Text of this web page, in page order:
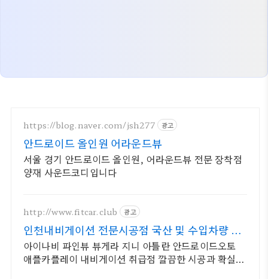
https://blog.naver.com/jsh277 광고
안드로이드 올인원 어라운드뷰
서울 경기 안드로이드 올인원, 어라운드뷰 전문 장착점
양재 사운드코디입니다
http://www.fitcar.club 광고
인천내비게이션 전문시공점 국산 및 수입차량 전
차종시공
아이나비 파인뷰 뷰게라 지니 아틀란 안드로이드오토
애플카플레이 내비게이션 취급점 깔끔한 시공과 확실한